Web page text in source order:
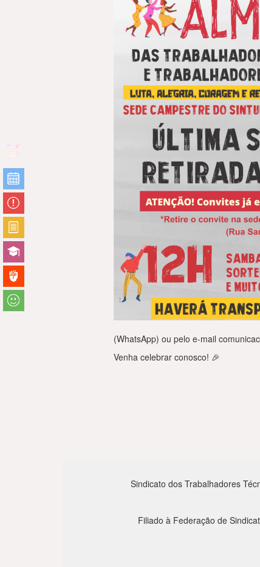
(WhatsApp) ou pelo e-mail
Venha celebrar conosco! 🎉
Sindicato dos Trabalhadores
Filiado à Federação de